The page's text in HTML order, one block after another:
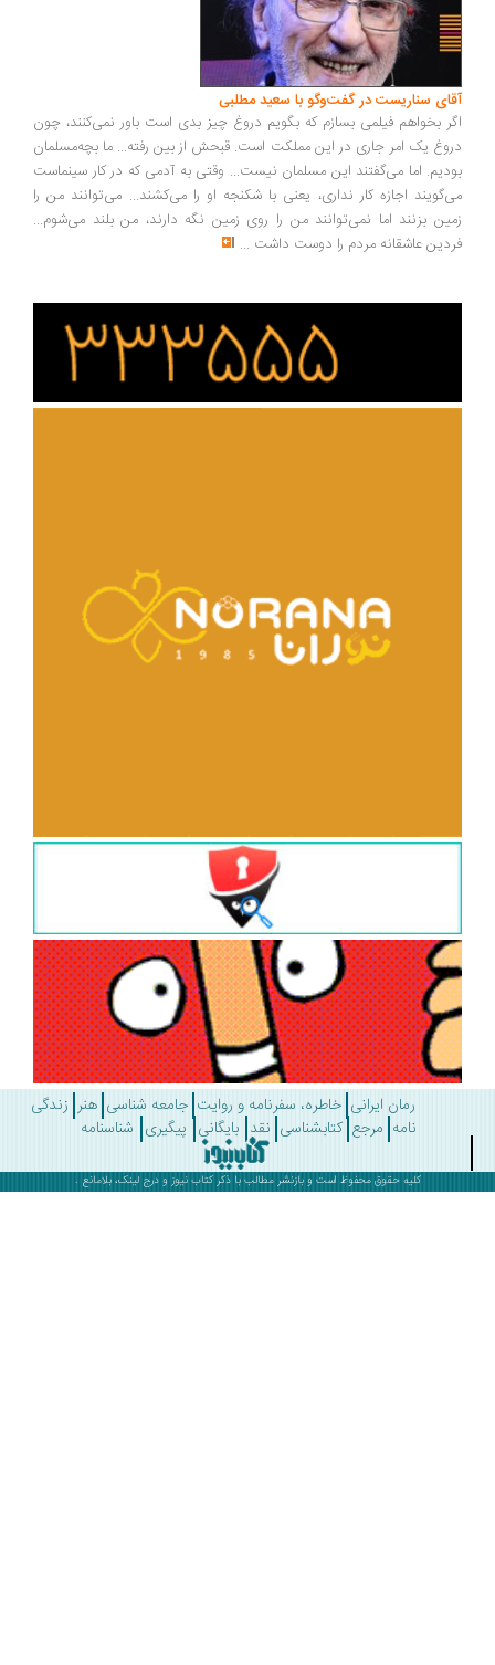
سناریست در گفت‌وگو با سعید مطلبی
بخواهم فیلمی بسازم که بگویم دروغ چیز بدی است باور نمی‌کنند، چون
یک امر جاری در این مملکت است. قبحش از بین رفته... ما بچه‌مسلمان
اما می‌گفتند این مسلمان نیست... وقتی به آدمی که در کار سینماست
اجازه کار نداری، یعنی با شکنجه او را می‌کشند... می‌توانند من را
بزنند اما نمی‌توانند من را روی زمین نگه دارند، من بلند می‌شوم...
عاشقانه مردم را دوست داشت ...
رمان ایرانی خاطره، سفرنامه و روایت جامعه شناسی هنر زندگی
مرجع کتابشناسی نقد بایگانی پیگیری شناسنامه
کلیه حقوق محفوظ است و بازنشر مطالب با ذکرکتاب نیوز و درج لینک، بلامانع .